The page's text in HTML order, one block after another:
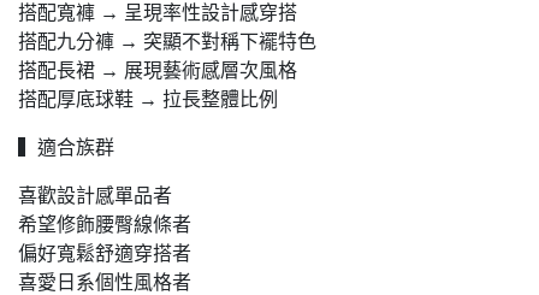
搭配寬褲 → 呈現率性設計感穿搭
搭配九分褲 → 突顯不對稱下襬特色
搭配長裙 → 展現藝術感層次風格
搭配厚底球鞋 → 拉長整體比例
▍適合族群
喜歡設計感單品者
希望修飾腰臀線條者
偏好寬鬆舒適穿搭者
喜愛日系個性風格者